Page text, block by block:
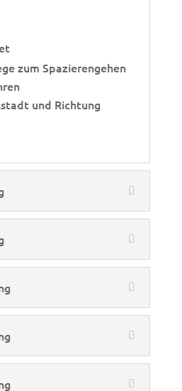
zum Spazierengehen
und Richtung